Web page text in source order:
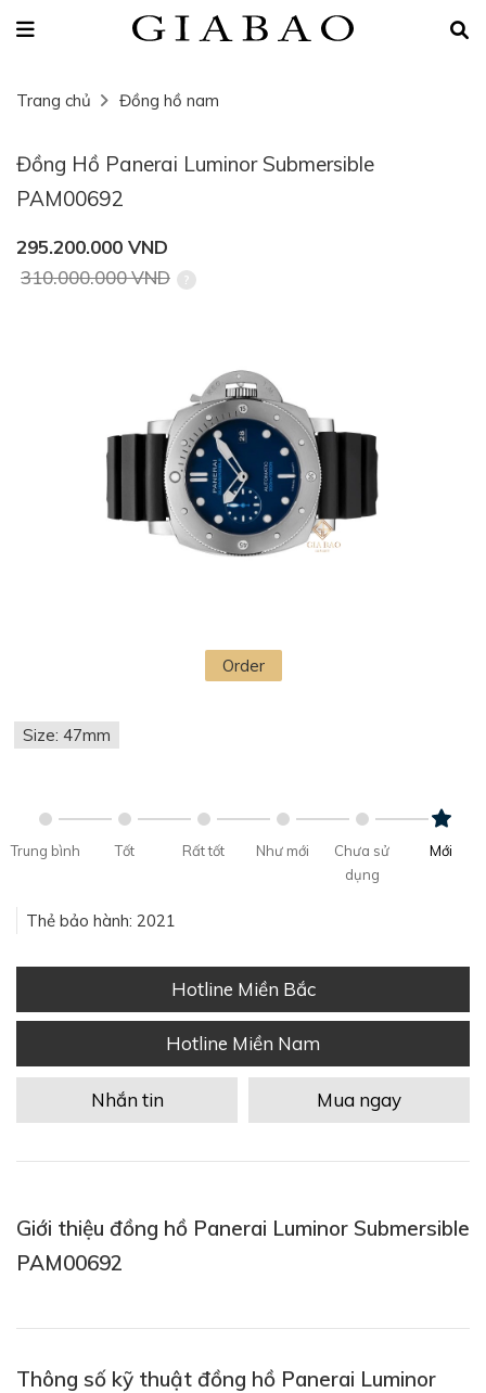
Trang chủ Đồng hồ nam
Đồng Hồ Panerai Luminor Submersible
PAM00692
295.200.000 VND
310.000.000 VND
Order
Size: 47mm
Trung bình Tốt Rất tốt Như mới
Chưa sử
dụng
Mới
Thẻ bảo hành: 2021
Hotline Miền Bắc
Hotline Miền Nam
Nhắn tin Mua ngay
Giới thiệu đồng hồ Panerai Luminor Submersible
PAM00692
Thông số kỹ thuật đồng hồ Panerai Luminor